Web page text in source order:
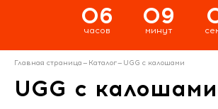
06
часов
09
минут
Главная страница— Каталог— UGG с калошами
UGG с калошами